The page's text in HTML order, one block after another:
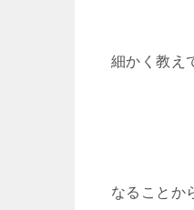
細かく教え
なることか